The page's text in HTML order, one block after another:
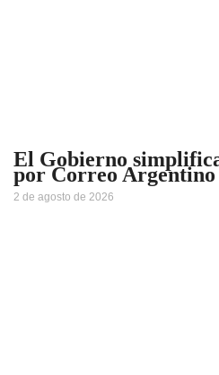
El Gobierno
por Correo Argentino
2 de agosto de 2026